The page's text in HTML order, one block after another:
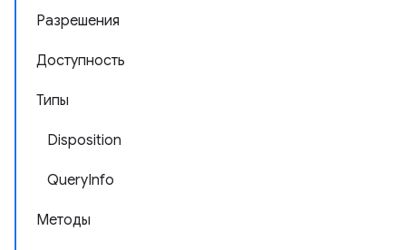
Разрешения
Доступность
Типы
Disposition
QueryInfo
Методы